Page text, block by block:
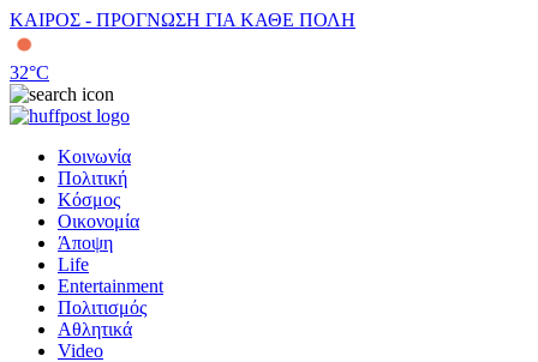
ΚΑΙΡΟΣ - ΠΡΟΓΝΩΣΗ ΓΙΑ ΚΑΘΕ ΠΟΛΗ
32°C
Κοινωνία
Πολιτική
Κόσμος
Οικονομία
Άποψη
Life
Entertainment
Πολιτισμός
Αθλητικά
Video